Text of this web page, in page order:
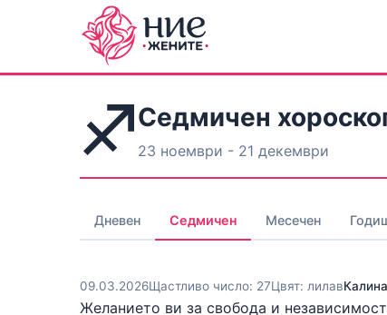
Седмичен
23 ноември - 21 декември
Дневен Седмичен Месечен
09.03.2026Щастливо число: 27Цвят: лилав
Желанието ви за свобода и